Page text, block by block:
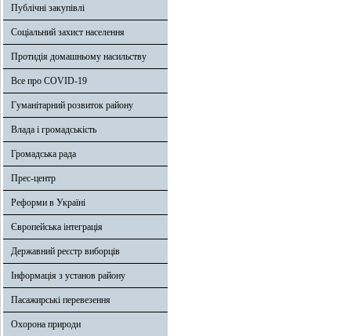
Публічні закупівлі
Соціальний захист населення
Протидія домашньому насильству
Все про COVID-19
Гуманітарний розвиток району
Влада і громадськість
Громадська рада
Прес-центр
Реформи в Україні
Європейська інтеграція
Державний реєстр виборців
Інформація з установ району
Пасажирські перевезення
Охорона природи